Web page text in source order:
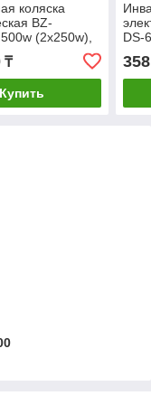
коляска
BZ-
(2х250w),
24v
с
₸
Купить
DS-